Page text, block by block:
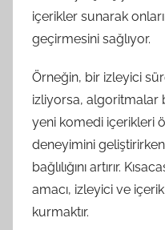
içerikler sunarak
geçirmesini sağlıyor.
Örneğin, bir izleyici
izliyorsa, algoritmalar
yeni komedi içerikleri
deneyimini
bağlılığını artırır.
amacı, izleyici ve
kurmaktır.